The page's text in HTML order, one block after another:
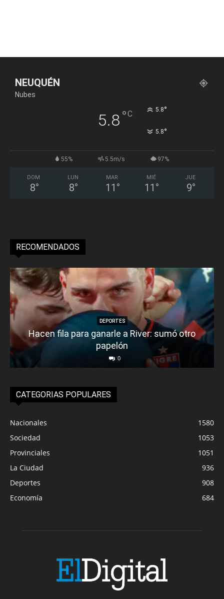
NEUQUÉN
Nubes
5.8°C 5.8°
5.8°
55% 5.5m/s 97%
DOM
8°
LUN
8°
MAR
11 °
MIÉ
11 °
JUE
9°
RECOMENDADOS
DEPORTES
Hacen fila para ganarle a River: sumó otro
papelón
0
CATEGORIAS POPULARES
Nacionales
1580
Sociedad
1053
Provinciales
1051
La Ciudad
936
Deportes
908
Economía
684